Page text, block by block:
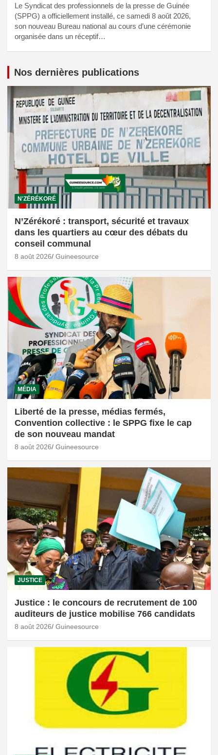
Le Syndicat des professionnels de la presse de Guinée
(SPPG) a officiellement installé, ce samedi 8 août 2026,
son nouveau Bureau national au cours d’une cérémonie
organisée dans un réceptif…
Nos dernières publications
N'ZÉRÉKORÉ
N’Zérékoré : transport, sécurité et travaux
dans les quartiers au cœur des débats du
conseil communal
8 août 2026 Guineesource
MÉDIA
Liberté de la presse, médias fermés,
Convention collective : le SPPG fixe le cap
de son nouveau mandat
8 août 2026 Guineesource
JUSTICE
Justice : le concours de recrutement de 100
auditeurs de justice mobilise 766 candidats
8 août 2026 Guineesource